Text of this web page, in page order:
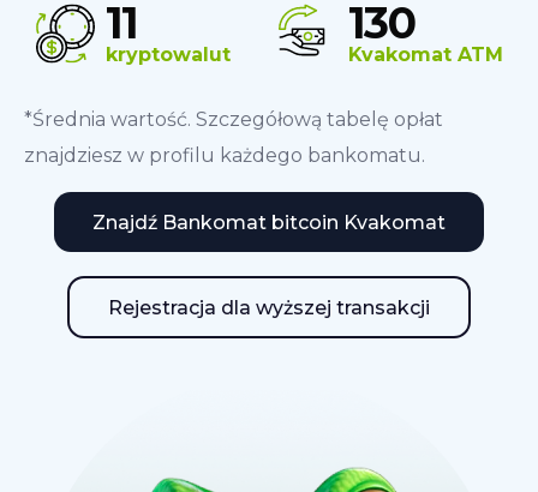
11
kryptowalut
130
Kvakomat ATM
*Średnia wartość. Szczegółową tabelę opłat
znajdziesz w profilu każdego bankomatu.
Znajdź Bankomat bitcoin Kvakomat
Rejestracja dla wyższej transakcji